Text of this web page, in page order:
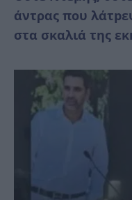
άντρας που
στα σκαλιά της